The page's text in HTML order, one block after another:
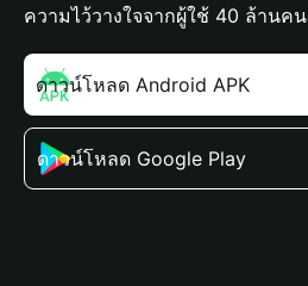
ความไว้วางใจจากผู้ใช้ 40 ล้านคน
ดาวน์โหลด Android APK
ดาวน์โหลด Google Play